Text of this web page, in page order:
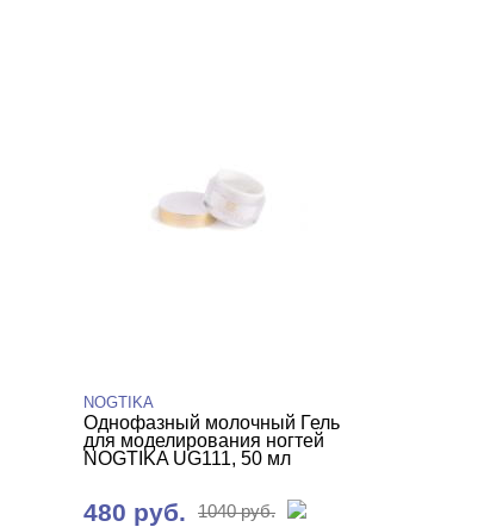
NOGTIKA
Однофазный молочный Гель
для моделирования ногтей
NOGTIKA UG111, 50 мл
480 руб. 1040 руб.